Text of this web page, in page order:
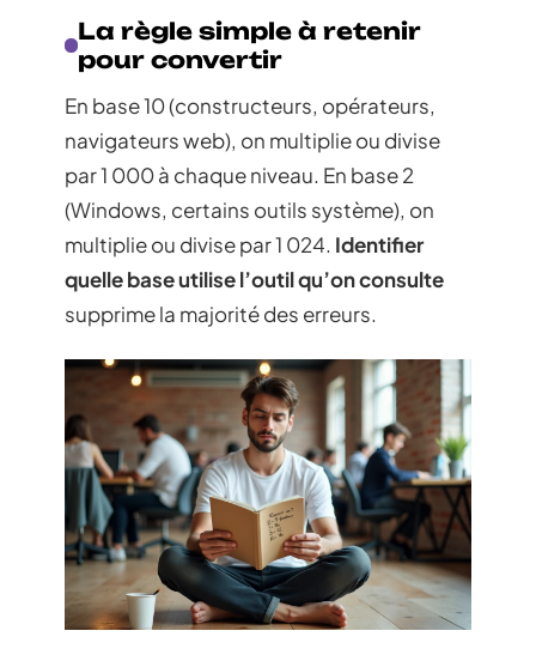
La règle simple à retenir
pour convertir
En base 10 (constructeurs, opérateurs,
navigateurs web), on multiplie ou divise
par 1 000 à chaque niveau. En base 2
(Windows, certains outils système), on
multiplie ou divise par 1 024. Identifier
quelle base utilise l’outil qu’on consulte
supprime la majorité des erreurs.